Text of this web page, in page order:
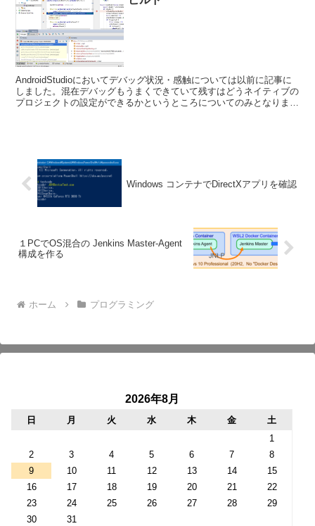
AndroidStudioにおいてデバッグ状況・感触については以前に記事に
しました。混在デバッグもうまくできていて残すはどうネイティブの
プロジェクトの設定ができるかというところについてのみとなりまし
Windows コンテナでDirectXアプリを確認
１PCでOS混合の Jenkins Master-Agent
構成を作る
ホーム プログラミング
2026年8月
日 月 火 水 木 金
土
1
2
3 4 5 6 7
8
9
10 11 12 13 14
15
16
17 18 19 20 21
22
23
24 25 26 27 28
29
30
31